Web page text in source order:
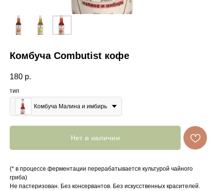
Комбуча Combutist кофе
180 р.
тип
Комбуча Малина и имбирь
Нет в наличии
(* в процессе ферментации перерабатывается культурой чайного
гриба)
Не пастеризован. Без консервантов. Без искусственных красителей.